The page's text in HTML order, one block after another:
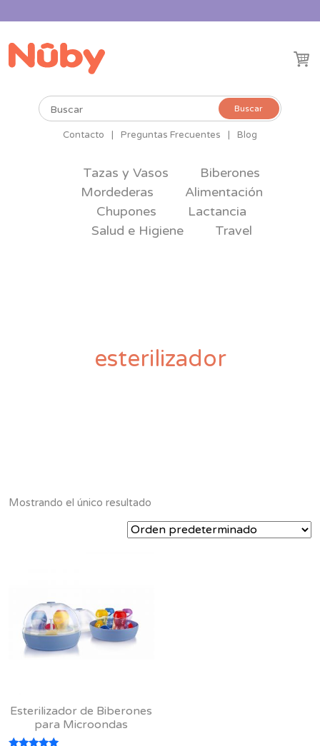
Buscar
Buscar
Contacto Preguntas Frecuentes Blog
Tazas y Vasos
Biberones
Mordederas
Alimentación
Chupones
Lactancia
Salud e Higiene
Travel
esterilizador
Mostrando el único resultado
Esterilizador de Biberones
para Microondas